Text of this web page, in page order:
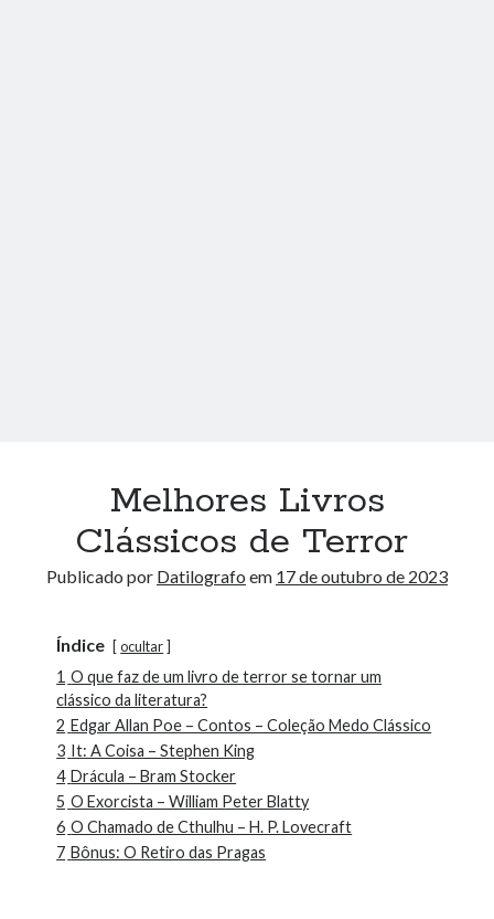
Melhores Livros
Clássicos de Terror
Publicado por Datilografo em 17 de outubro de 2023
Índice ocultar
1 O que faz de um livro de terror se tornar um
clássico da literatura?
2 Edgar Allan Poe – Contos – Coleção Medo Clássico
3 It: A Coisa – Stephen King
4 Drácula – Bram Stocker
5 O Exorcista – William Peter Blatty
6 O Chamado de Cthulhu – H. P. Lovecraft
7 Bônus: O Retiro das Pragas